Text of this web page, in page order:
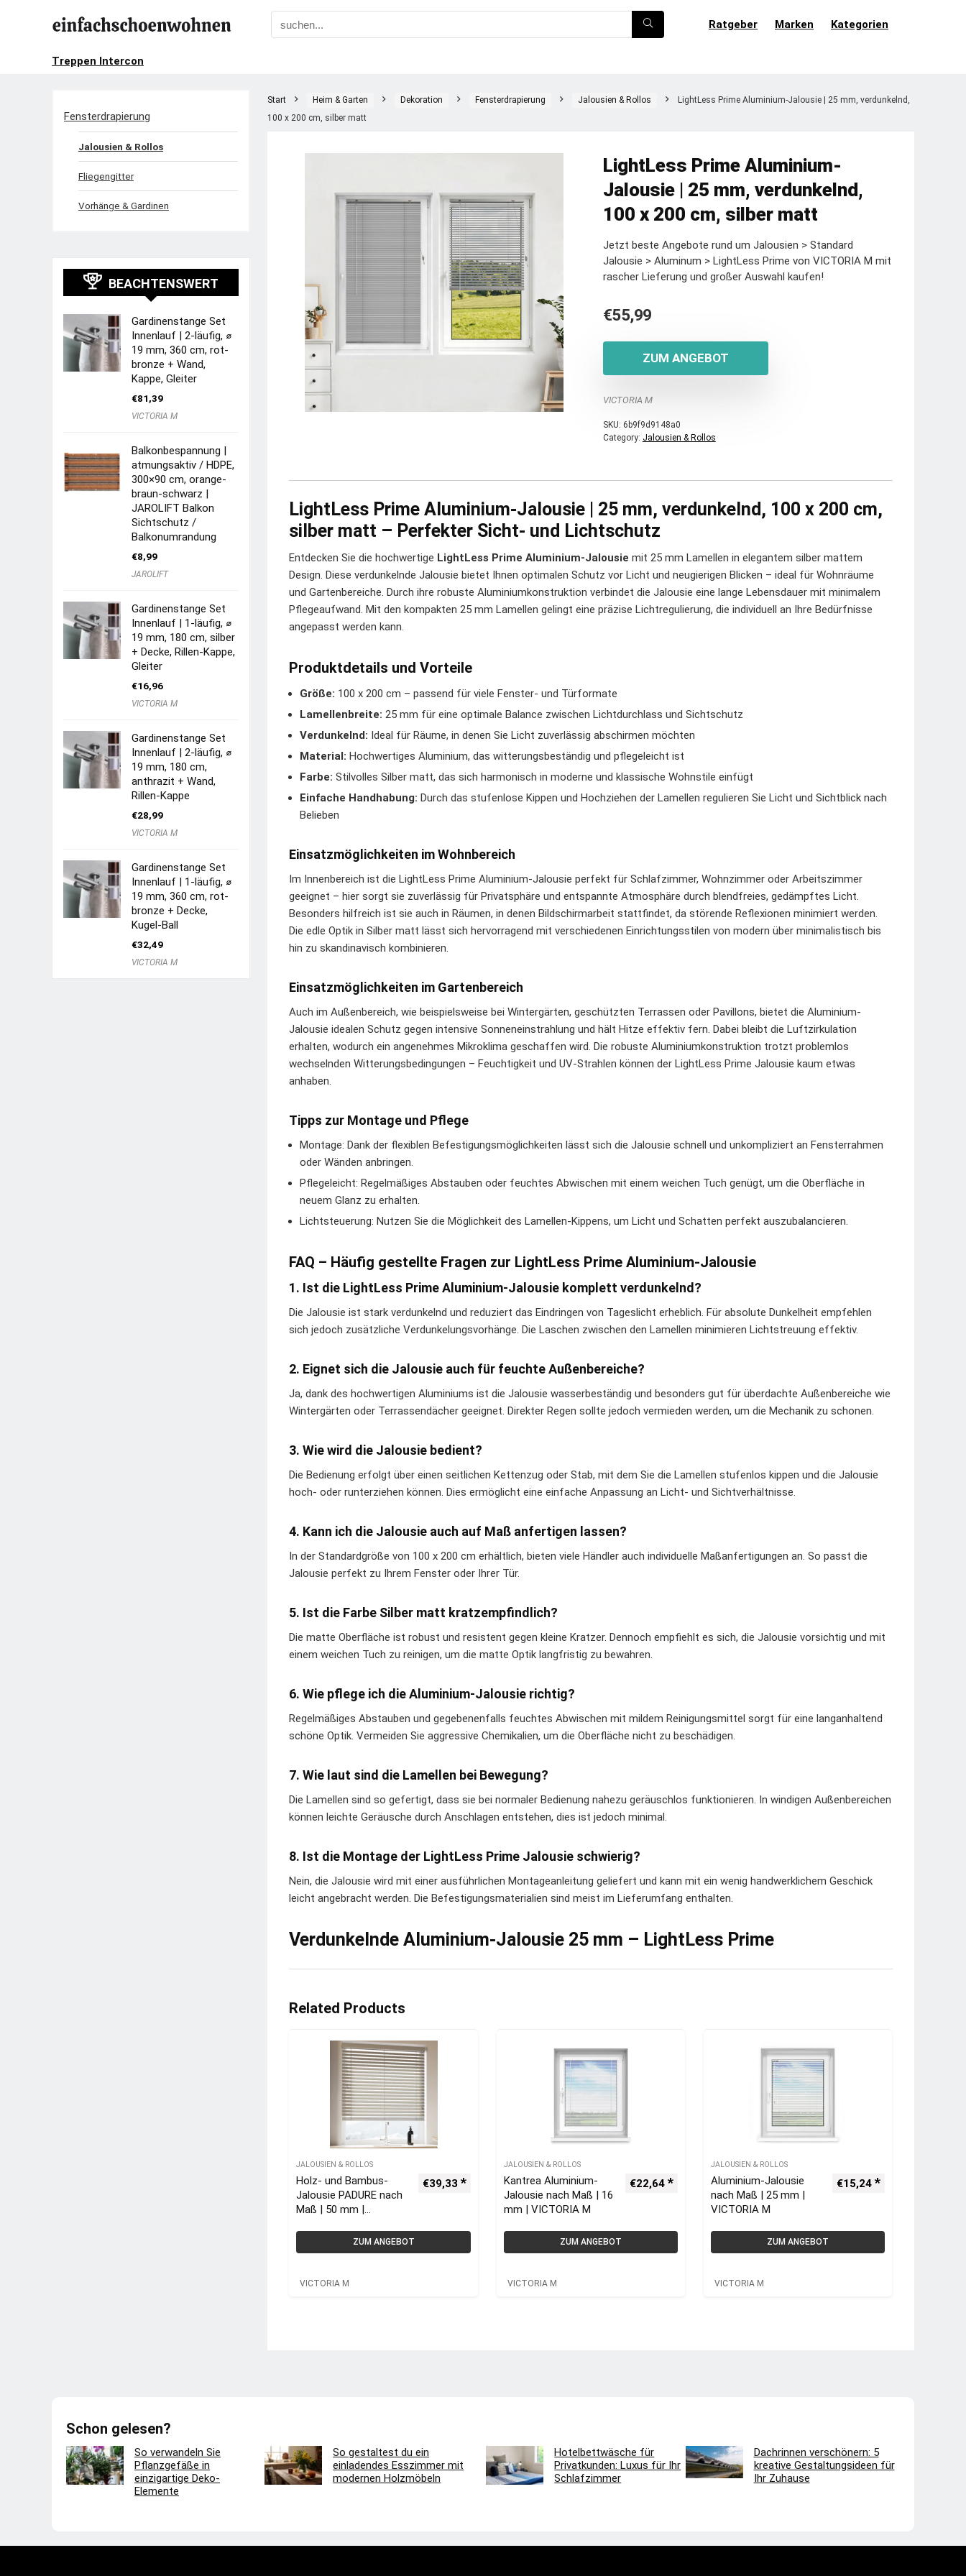
Ratgeber Marken Kategorien
Treppen Intercon
Start Heim & Garten Dekoration Fensterdrapierung Jalousien & Rollos
LightLess Prime Aluminium-Jalousie | 25 mm, verdunkelnd,
100 x 200 cm, silber matt
LightLess Prime Aluminium-
Jalousie | 25 mm, verdunkelnd,
100 x 200 cm, silber matt
Jetzt beste Angebote rund um Jalousien > Standard
Jalousie > Aluminum > LightLess Prime von VICTORIA M mit
rascher Lieferung und großer Auswahl kaufen!
€55,99
ZUM ANGEBOT
VICTORIA M
SKU: 6b9f9d9148a0
Category: Jalousien & Rollos
LightLess Prime Aluminium-Jalousie | 25 mm, verdunkelnd, 100 x 200 cm,
silber matt – Perfekter Sicht- und Lichtschutz
Entdecken Sie die hochwertige LightLess Prime Aluminium-Jalousie mit 25 mm Lamellen in elegantem silber mattem
Design. Diese verdunkelnde Jalousie bietet Ihnen optimalen Schutz vor Licht und neugierigen Blicken – ideal für Wohnräume
und Gartenbereiche. Durch ihre robuste Aluminiumkonstruktion verbindet die Jalousie eine lange Lebensdauer mit minimalem
Pflegeaufwand. Mit den kompakten 25 mm Lamellen gelingt eine präzise Lichtregulierung, die individuell an Ihre Bedürfnisse
angepasst werden kann.
Produktdetails und Vorteile
Größe: 100 x 200 cm – passend für viele Fenster- und Türformate
Lamellenbreite: 25 mm für eine optimale Balance zwischen Lichtdurchlass und Sichtschutz
Verdunkelnd: Ideal für Räume, in denen Sie Licht zuverlässig abschirmen möchten
Material: Hochwertiges Aluminium, das witterungsbeständig und pflegeleicht ist
Farbe: Stilvolles Silber matt, das sich harmonisch in moderne und klassische Wohnstile einfügt
Einfache Handhabung: Durch das stufenlose Kippen und Hochziehen der Lamellen regulieren Sie Licht und Sichtblick nach
Belieben
Einsatzmöglichkeiten im Wohnbereich
Im Innenbereich ist die LightLess Prime Aluminium-Jalousie perfekt für Schlafzimmer, Wohnzimmer oder Arbeitszimmer
geeignet – hier sorgt sie zuverlässig für Privatsphäre und entspannte Atmosphäre durch blendfreies, gedämpftes Licht.
Besonders hilfreich ist sie auch in Räumen, in denen Bildschirmarbeit stattfindet, da störende Reflexionen minimiert werden.
Die edle Optik in Silber matt lässt sich hervorragend mit verschiedenen Einrichtungsstilen von modern über minimalistisch bis
hin zu skandinavisch kombinieren.
Einsatzmöglichkeiten im Gartenbereich
Auch im Außenbereich, wie beispielsweise bei Wintergärten, geschützten Terrassen oder Pavillons, bietet die Aluminium-
Jalousie idealen Schutz gegen intensive Sonneneinstrahlung und hält Hitze effektiv fern. Dabei bleibt die Luftzirkulation
erhalten, wodurch ein angenehmes Mikroklima geschaffen wird. Die robuste Aluminiumkonstruktion trotzt problemlos
wechselnden Witterungsbedingungen – Feuchtigkeit und UV-Strahlen können der LightLess Prime Jalousie kaum etwas
anhaben.
Tipps zur Montage und Pflege
Montage: Dank der flexiblen Befestigungsmöglichkeiten lässt sich die Jalousie schnell und unkompliziert an Fensterrahmen
oder Wänden anbringen.
Pflegeleicht: Regelmäßiges Abstauben oder feuchtes Abwischen mit einem weichen Tuch genügt, um die Oberfläche in
neuem Glanz zu erhalten.
Lichtsteuerung: Nutzen Sie die Möglichkeit des Lamellen-Kippens, um Licht und Schatten perfekt auszubalancieren.
FAQ – Häufig gestellte Fragen zur LightLess Prime Aluminium-Jalousie
1. Ist die LightLess Prime Aluminium-Jalousie komplett verdunkelnd?
Die Jalousie ist stark verdunkelnd und reduziert das Eindringen von Tageslicht erheblich. Für absolute Dunkelheit empfehlen
sich jedoch zusätzliche Verdunkelungsvorhänge. Die Laschen zwischen den Lamellen minimieren Lichtstreuung effektiv.
2. Eignet sich die Jalousie auch für feuchte Außenbereiche?
Ja, dank des hochwertigen Aluminiums ist die Jalousie wasserbeständig und besonders gut für überdachte Außenbereiche wie
Wintergärten oder Terrassendächer geeignet. Direkter Regen sollte jedoch vermieden werden, um die Mechanik zu schonen.
3. Wie wird die Jalousie bedient?
Die Bedienung erfolgt über einen seitlichen Kettenzug oder Stab, mit dem Sie die Lamellen stufenlos kippen und die Jalousie
hoch- oder runterziehen können. Dies ermöglicht eine einfache Anpassung an Licht- und Sichtverhältnisse.
4. Kann ich die Jalousie auch auf Maß anfertigen lassen?
In der Standardgröße von 100 x 200 cm erhältlich, bieten viele Händler auch individuelle Maßanfertigungen an. So passt die
Jalousie perfekt zu Ihrem Fenster oder Ihrer Tür.
5. Ist die Farbe Silber matt kratzempfindlich?
Die matte Oberfläche ist robust und resistent gegen kleine Kratzer. Dennoch empfiehlt es sich, die Jalousie vorsichtig und mit
einem weichen Tuch zu reinigen, um die matte Optik langfristig zu bewahren.
6. Wie pflege ich die Aluminium-Jalousie richtig?
Regelmäßiges Abstauben und gegebenenfalls feuchtes Abwischen mit mildem Reinigungsmittel sorgt für eine langanhaltend
schöne Optik. Vermeiden Sie aggressive Chemikalien, um die Oberfläche nicht zu beschädigen.
7. Wie laut sind die Lamellen bei Bewegung?
Die Lamellen sind so gefertigt, dass sie bei normaler Bedienung nahezu geräuschlos funktionieren. In windigen Außenbereichen
können leichte Geräusche durch Anschlagen entstehen, dies ist jedoch minimal.
8. Ist die Montage der LightLess Prime Jalousie schwierig?
Nein, die Jalousie wird mit einer ausführlichen Montageanleitung geliefert und kann mit ein wenig handwerklichem Geschick
leicht angebracht werden. Die Befestigungsmaterialien sind meist im Lieferumfang enthalten.
Verdunkelnde Aluminium-Jalousie 25 mm – LightLess Prime
Related Products
JALOUSIEN & ROLLOS
Holz- und Bambus-
Jalousie PADURE nach
Maß | 50 mm |
€39,33
ZUM ANGEBOT
VICTORIA M
JALOUSIEN & ROLLOS
Kantrea Aluminium-
Jalousie nach Maß | 16
mm | VICTORIA M
€22,64
ZUM ANGEBOT
VICTORIA M
JALOUSIEN & ROLLOS
Aluminium-Jalousie
nach Maß | 25 mm |
VICTORIA M
€15,24
ZUM ANGEBOT
VICTORIA M
Fensterdrapierung
Jalousien & Rollos
Fliegengitter
Vorhänge & Gardinen
BEACHTENSWERT
Gardinenstange Set
Innenlauf | 2-läufig, ⌀
19 mm, 360 cm, rot-
bronze + Wand,
Kappe, Gleiter
€81,39
VICTORIA M
Balkonbespannung |
atmungsaktiv / HDPE,
300×90 cm, orange-
braun-schwarz |
JAROLIFT Balkon
Sichtschutz /
Balkonumrandung
€8,99
JAROLIFT
Gardinenstange Set
Innenlauf | 1-läufig, ⌀
19 mm, 180 cm, silber
+ Decke, Rillen-Kappe,
Gleiter
€16,96
VICTORIA M
Gardinenstange Set
Innenlauf | 2-läufig, ⌀
19 mm, 180 cm,
anthrazit + Wand,
Rillen-Kappe
€28,99
VICTORIA M
Gardinenstange Set
Innenlauf | 1-läufig, ⌀
19 mm, 360 cm, rot-
bronze + Decke,
Kugel-Ball
€32,49
VICTORIA M
Schon gelesen?
So verwandeln Sie
Pflanzgefäße in
einzigartige Deko-
Elemente
So gestaltest du ein
einladendes Esszimmer mit
modernen Holzmöbeln
Hotelbettwäsche für
Privatkunden: Luxus für Ihr
Schlafzimmer
Dachrinnen verschönern: 5
kreative Gestaltungsideen für
Ihr Zuhause